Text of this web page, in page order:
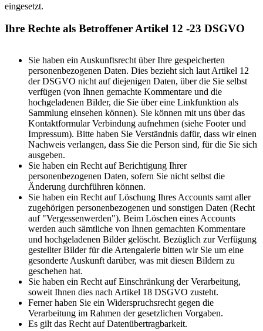
eingesetzt.
Ihre Rechte als Betroffener Artikel 12 -23 DSGVO
Sie haben ein Auskunftsrecht über Ihre gespeicherten
personenbezogenen Daten. Dies bezieht sich laut Artikel 12
der DSGVO nicht auf diejenigen Daten, über die Sie selbst
verfügen (von Ihnen gemachte Kommentare und die
hochgeladenen Bilder, die Sie über eine Linkfunktion als
Sammlung einsehen können). Sie können mit uns über das
Kontaktformular Verbindung aufnehmen (siehe Footer und
Impressum). Bitte haben Sie Verständnis dafür, dass wir einen
Nachweis verlangen, dass Sie die Person sind, für die Sie sich
ausgeben.
Sie haben ein Recht auf Berichtigung Ihrer
personenbezogenen Daten, sofern Sie nicht selbst die
Änderung durchführen können.
Sie haben ein Recht auf Löschung Ihres Accounts samt aller
zugehörigen personenbezogenen und sonstigen Daten (Recht
auf "Vergessenwerden"). Beim Löschen eines Accounts
werden auch sämtliche von Ihnen gemachten Kommentare
und hochgeladenen Bilder gelöscht. Bezüglich zur Verfügung
gestellter Bilder für die Artengalerie bitten wir Sie um eine
gesonderte Auskunft darüber, was mit diesen Bildern zu
geschehen hat.
Sie haben ein Recht auf Einschränkung der Verarbeitung,
soweit Ihnen dies nach Artikel 18 DSGVO zusteht.
Ferner haben Sie ein Widerspruchsrecht gegen die
Verarbeitung im Rahmen der gesetzlichen Vorgaben.
Es gilt das Recht auf Datenübertragbarkeit.